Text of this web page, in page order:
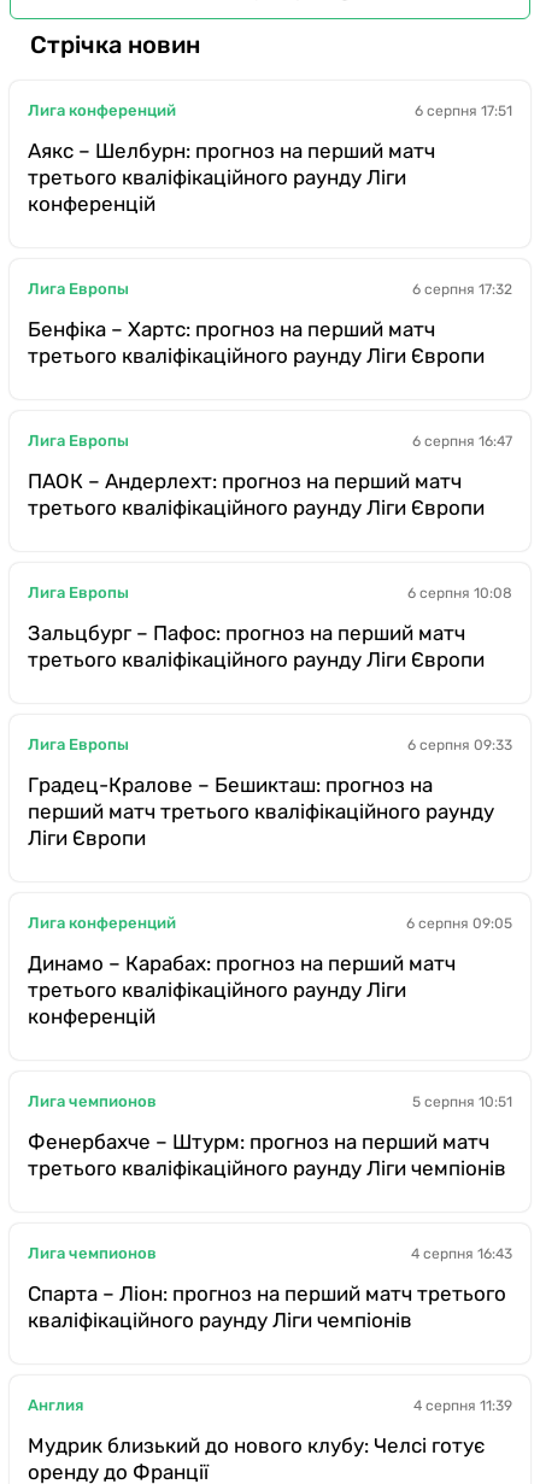
Стрічка новин
Лига конференций 6 серпня 17:51
Аякс – Шелбурн: прогноз на перший матч
третього кваліфікаційного раунду Ліги
конференцій
Лига Европы 6 серпня 17:32
Бенфіка – Хартс: прогноз на перший матч
третього кваліфікаційного раунду Ліги Європи
Лига Европы 6 серпня 16:47
ПАОК – Андерлехт: прогноз на перший матч
третього кваліфікаційного раунду Ліги Європи
Лига Европы 6 серпня 10:08
Зальцбург – Пафос: прогноз на перший матч
третього кваліфікаційного раунду Ліги Європи
Лига Европы 6 серпня 09:33
Градец-Кралове – Бешикташ: прогноз на
перший матч третього кваліфікаційного раунду
Ліги Європи
Лига конференций 6 серпня 09:05
Динамо – Карабах: прогноз на перший матч
третього кваліфікаційного раунду Ліги
конференцій
Лига чемпионов 5 серпня 10:51
Фенербахче – Штурм: прогноз на перший матч
третього кваліфікаційного раунду Ліги чемпіонів
Лига чемпионов 4 серпня 16:43
Спарта – Ліон: прогноз на перший матч третього
кваліфікаційного раунду Ліги чемпіонів
Англия 4 серпня 11:39
Мудрик близький до нового клубу: Челсі готує
оренду до Франції